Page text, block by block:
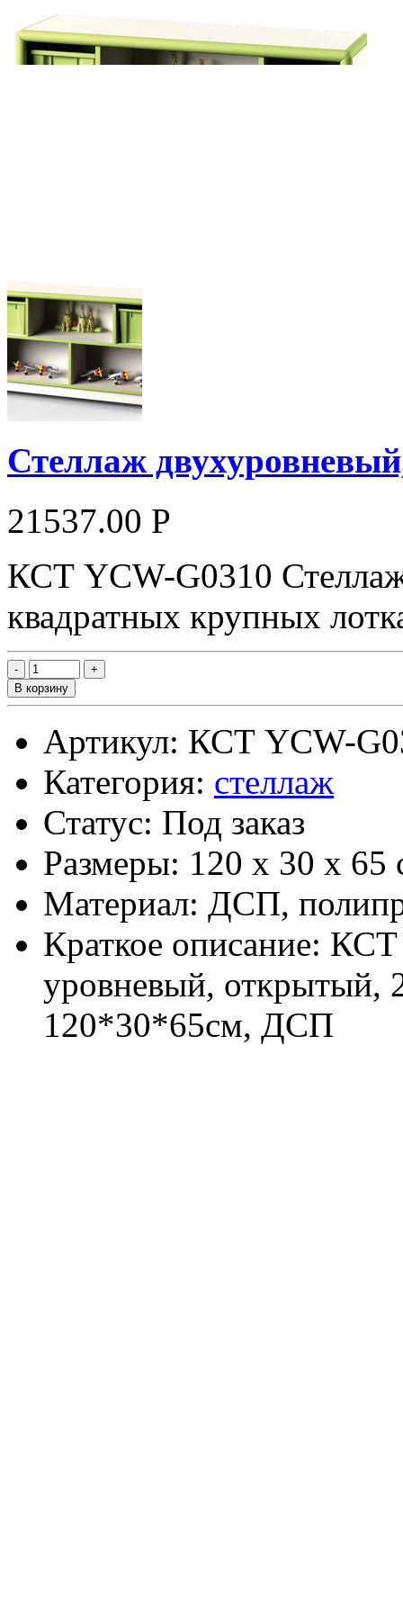
Стеллаж
21537.00 Р
КСТ YCW-G0310
квадратных крупных
В корзину
Артикул: КСТ YCW-
Категория: стеллаж
Статус: Под заказ
Размеры: 120 х 30 х 65
Материал: ДСП,
Краткое описание:
уровневый, открытый,
120*30*65см, ДСП